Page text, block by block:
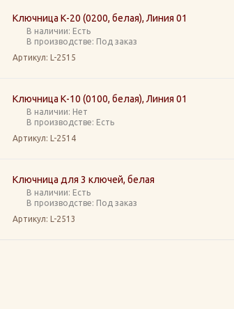
Ключница К-20 (0200, белая), Линия 01
В наличии: Eсть
В производстве: Под заказ
Артикул: L-2515
Ключница К-10 (0100, белая), Линия 01
В наличии: Нет
В производстве: Есть
Артикул: L-2514
Ключница для 3 ключей, белая
В наличии: Eсть
В производстве: Под заказ
Артикул: L-2513